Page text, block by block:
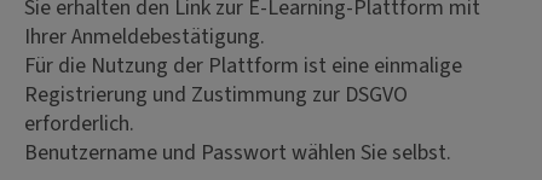
Sie erhalten den Link zur E-Learning-Plattform mit
Ihrer Anmeldebestätigung.
Für die Nutzung der Plattform ist eine einmalige
Registrierung und Zustimmung zur DSGVO
erforderlich.
Benutzername und Passwort wählen Sie selbst.